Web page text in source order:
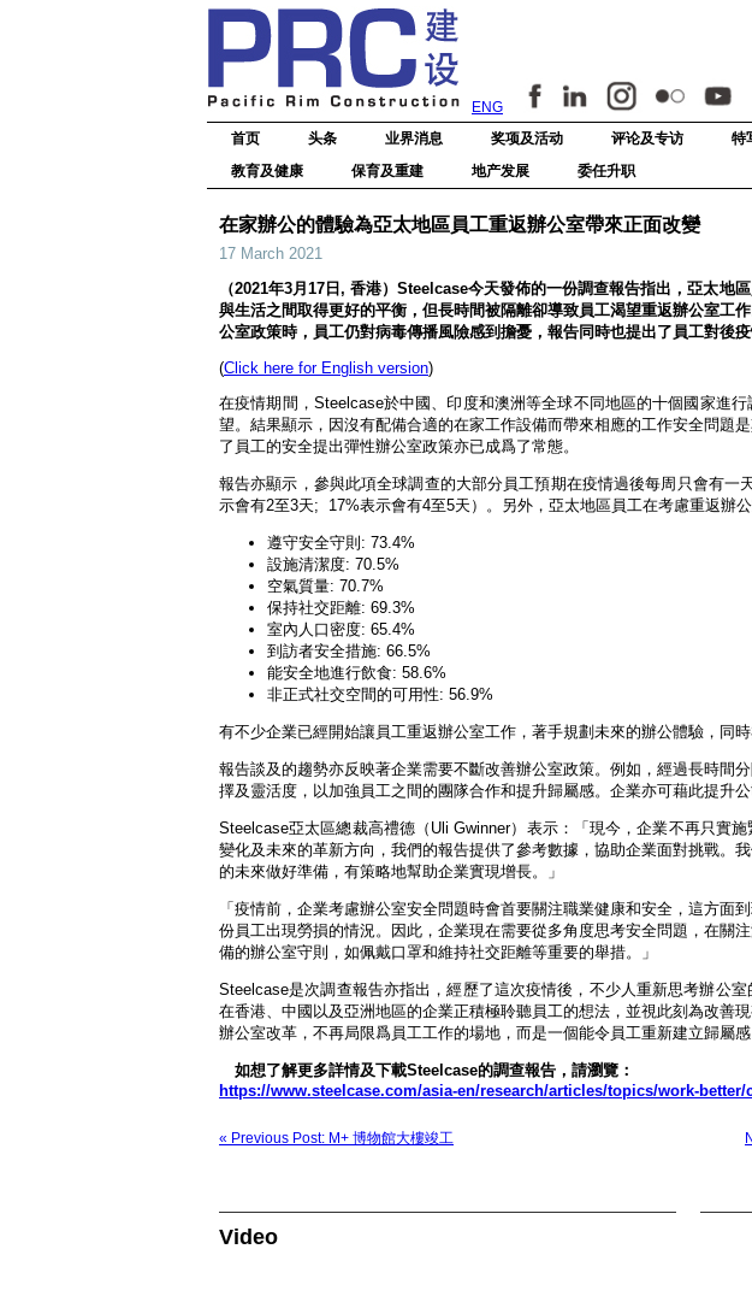
ENG
首页 头条 业界消息 奖项及活动 评论及专访 特
教育及健康
保育及重建 地产发展 委任升职
在家辦公的體驗為亞太地區員工重返辦公室帶來正面改變
17 March 2021
（2021年3月17日, 香港）Steelcase今天發佈的一份調查報告指出，亞太地
與生活之間取得更好的平衡，但長時間被隔離卻導致員工渴望重返辦公室工
公室政策時，員工仍對病毒傳播風險感到擔憂，報告同時也提出了員工對後疫
(Click here for English version)
在疫情期間，Steelcase於中國、印度和澳洲等全球不同地區的十個國家進
望。結果顯示，因沒有配備合適的在家工作設備而帶來相應的工作安全問題
了員工的安全提出彈性辦公室政策亦已成爲了常態。
報告亦顯示，參與此項全球調查的大部分員工預期在疫情過後每周只會有
示會有2至3天; 17%表示會有4至5天）。另外，亞太地區員工在考慮重返辦
遵守安全守則: 73.4%
設施清潔度: 70.5%
空氣質量: 70.7%
保持社交距離: 69.3%
室內人口密度: 65.4%
到訪者安全措施: 66.5%
能安全地進行飲食: 58.6%
非正式社交空間的可用性: 56.9%
有不少企業已經開始讓員工重返辦公室工作，著手規劃未來的辦公體驗，同
報告談及的趨勢亦反映著企業需要不斷改善辦公室政策。例如，經過長時間
擇及靈活度，以加強員工之間的團隊合作和提升歸屬感。企業亦可藉此提升
Steelcase亞太區總裁高禮德（Uli Gwinner）表示：「現今，企業不再只實
變化及未來的革新方向，我們的報告提供了參考數據，協助企業面對挑戰。
的未來做好準備，有策略地幫助企業實現增長。」
「疫情前，企業考慮辦公室安全問題時會首要關注職業健康和安全，這方面
份員工出現勞損的情況。因此，企業現在需要從多角度思考安全問題，在關
備的辦公室守則，如佩戴口罩和維持社交距離等重要的舉措。」
Steelcase是次調查報告亦指出，經歷了這次疫情後，不少人重新思考辦公
在香港、中國以及亞洲地區的企業正積極聆聽員工的想法，並視此刻為改善
辦公室改革，不再局限爲員工工作的場地，而是一個能令員工重新建立歸屬
如想了解更多詳情及下載Steelcase的調查報告，請瀏覽：
https://www.steelcase.com/asia-en/research/articles/topics/work-
« Previous Post: M+ 博物館大樓竣工
Video